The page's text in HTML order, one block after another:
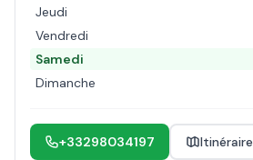
Jeudi
Vendredi
Samedi
Dimanche
+33298034197 Itinéraire